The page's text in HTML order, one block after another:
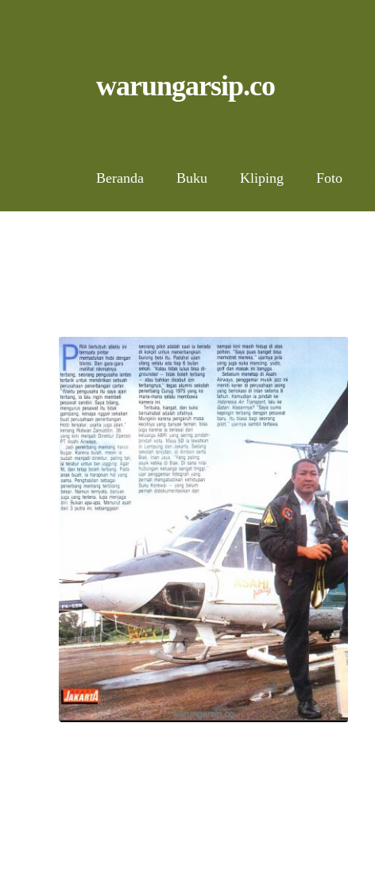
to
to
warungarsip.co
Beranda Buku Kliping Foto